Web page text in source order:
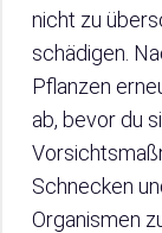
nicht zu
schädigen.
Pflanzen
ab, bevor du
Schnecken
Organismen